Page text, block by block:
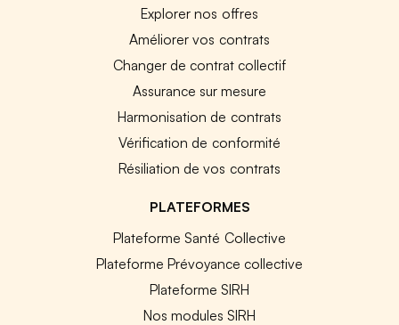
Explorer nos offres
Améliorer vos contrats
Changer de contrat collectif
Assurance sur mesure
Harmonisation de contrats
Vérification de conformité
Résiliation de vos contrats
PLATEFORMES
Plateforme Santé Collective
Plateforme Prévoyance collective
Plateforme SIRH
Nos modules SIRH